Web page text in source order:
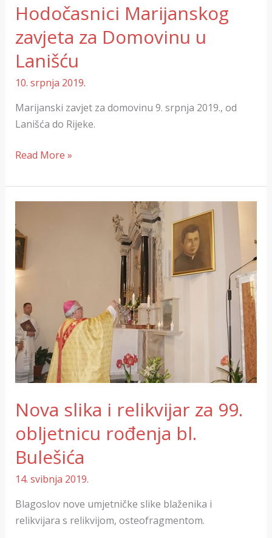
Hodočasnici Marijanskog
zavjeta za Domovinu u
Lanišću
10. srpnja 2019.
Marijanski zavjet za domovinu 9. srpnja 2019., od
Lanišća do Rijeke.
Read More »
Nova slika i relikvijar za 99.
obljetnicu rođenja bl.
Bulešića
14. svibnja 2019.
Blagoslov nove umjetničke slike blaženika i
relikvijara s relikvijom, osteofragmentom.
slika
i
relikvijar
za
99.
obljetnicu
rođenja
bl.
Bulešića